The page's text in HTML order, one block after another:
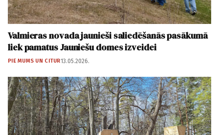
Valmieras novada jaunieši saliedēšanās pasākumā
liek pamatus Jauniešu domes izveidei
PIE MUMS UN CITUR13.05.2026.